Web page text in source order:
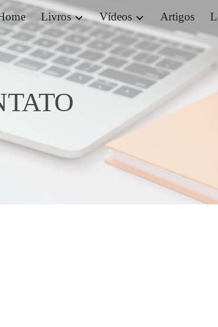
Skip to navigation
Livros Vídeos Artigos